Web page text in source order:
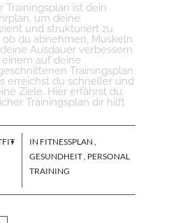
Trainingsplan ist dein
um deine
und strukturiert zu
ob du abnehmen, Muskeln
Ausdauer verbessern
auf deine
Trainingsplan
erreichst du schneller und
Ziele. Hier erfährst du,
Trainingsplan dir hilft
IN FITNESSPLAN
GESUNDHEIT PERSONAL
TRAINING